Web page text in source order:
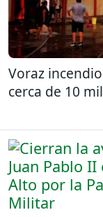
Voraz
cerca de 10